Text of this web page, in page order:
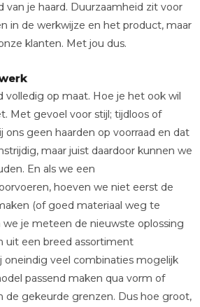
van je haard. Duurzaamheid zit voor
in de werkwijze en het product, maar
klanten. Met jou dus.
volledig op maat. Hoe je het ook wil
Met gevoel voor stijl; tijdloos of
ons geen haarden op voorraad en dat
maar juist daardoor kunnen we
En als we een
hoeven we niet eerst de
(of goed materiaal weg te
we je meteen de nieuwste oplossing
uit een breed assortiment
oneindig veel combinaties mogelijk
passend maken qua vorm of
de gekeurde grenzen. Dus hoe groot,